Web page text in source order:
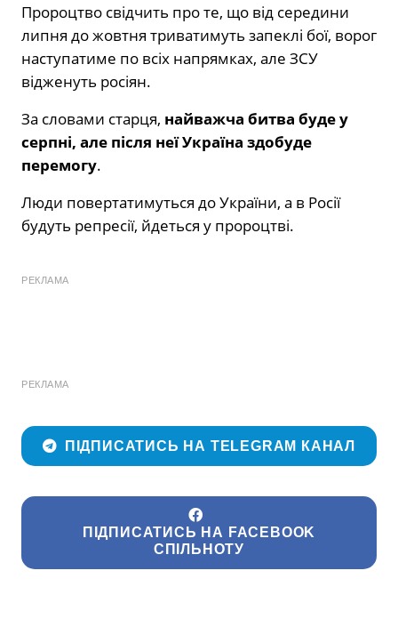
Пророцтво свідчить про те, що від середини
липня до жовтня триватимуть запеклі бої, ворог
наступатиме по всіх напрямках, але ЗСУ
відженуть росіян.
За словами старця, найважча битва буде у
серпні, але після неї Україна здобуде
перемогу.
Люди повертатимуться до України, а в Росії
будуть репресії, йдеться у пророцтві.
РЕКЛАМА
РЕКЛАМА
ПІДПИСАТИСЬ НА TELEGRAM КАНАЛ
ПІДПИСАТИСЬ НА FACEBOOK
СПІЛЬНОТУ